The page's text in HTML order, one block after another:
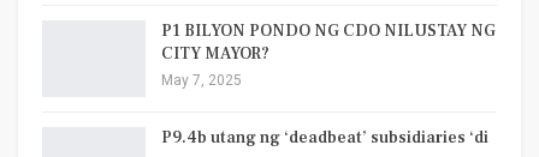
P1 BILYON PONDO NG CDO NILUSTAY NG
CITY MAYOR?
May 7, 2025
P9.4b utang ng ‘deadbeat’ subsidiaries ‘di